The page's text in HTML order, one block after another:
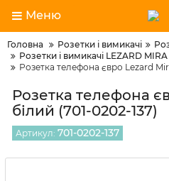
Меню
Головна Розетки і вимикачі
Розетки і вимикачі LEZARD MIRA
Розетка телефона євро Lezard
Розетка телефона
білий (701-0202-137)
Артикул: 701-0202-137